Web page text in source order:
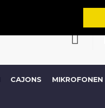
CAJONS MIKROFONEN